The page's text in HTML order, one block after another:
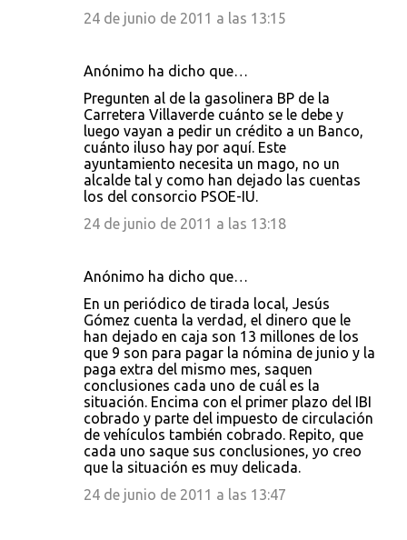
24 de junio de 2011 a las 13:15
Anónimo ha dicho que…
Pregunten al de la gasolinera BP de la
Carretera Villaverde cuánto se le debe y
luego vayan a pedir un crédito a un Banco,
cuánto iluso hay por aquí. Este
ayuntamiento necesita un mago, no un
alcalde tal y como han dejado las cuentas
los del consorcio PSOE-IU.
24 de junio de 2011 a las 13:18
Anónimo ha dicho que…
En un periódico de tirada local, Jesús
Gómez cuenta la verdad, el dinero que le
han dejado en caja son 13 millones de los
que 9 son para pagar la nómina de junio y la
paga extra del mismo mes, saquen
conclusiones cada uno de cuál es la
situación. Encima con el primer plazo del IBI
cobrado y parte del impuesto de circulación
de vehículos también cobrado. Repito, que
cada uno saque sus conclusiones, yo creo
que la situación es muy delicada.
24 de junio de 2011 a las 13:47